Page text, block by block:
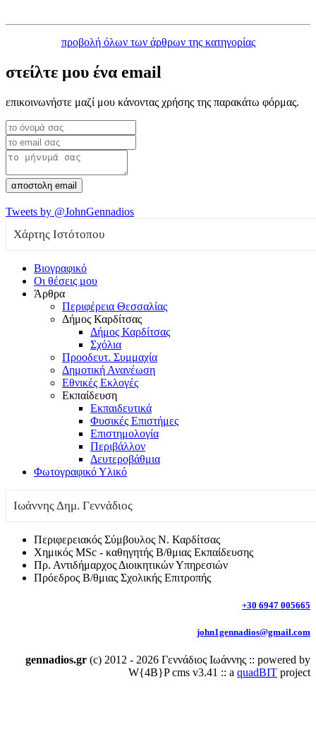
προβολή όλων των άρθρων της κατηγορίας
στείλτε μου έναemail
επικοινωνήστε μαζί μου κάνοντας χρήσης της παρακάτω φόρμας.
αποστολη email
Tweets by @JohnGennadios
Χάρτης Ιστότοπου
Βιογραφικό
Οι θέσεις μου
Άρθρα
Περιφέρεια Θεσσαλίας
Δήμος Καρδίτσας
Δήμος Καρδίτσας
Σχόλια
Προοδευτ. Συμμαχία
Δημοτική Ανανέωση
Εθνικές Εκλογές
Εκπαίδευση
Εκπαιδευτικά
Φυσικές Επιστήμες
Επιστημολογία
Περιβάλλον
Δευτεροβάθμια
Φωτογραφικό Υλικό
Ιωάννης Δημ. Γεννάδιος
Περιφερειακός Σύμβουλος Ν. Καρδίτσας
Χημικός MSc - καθηγητής Β/θμιας Εκπαίδευσης
Πρ. Αντιδήμαρχος Διοικητικών Υπηρεσιών
Πρόεδρος Β/θμιας Σχολικής Επιτροπής
+30 6947 005665
john1gennadios@gmail.com
gennadios.gr (c) 2012 - 2026 Γεννάδιος Ιωάννης :: powered by
W{4B}P cms v3.41 :: a quadBIT project